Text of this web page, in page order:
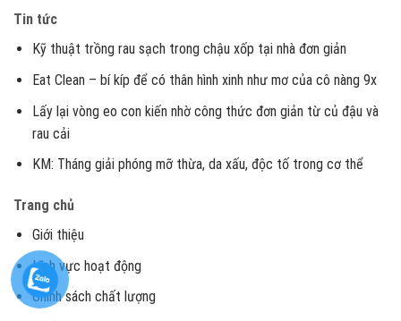
Tin tức
Kỹ thuật trồng rau sạch trong chậu xốp tại nhà đơn giản
Eat Clean – bí kíp để có thân hình xinh như mơ của cô nàng 9x
Lấy lại vòng eo con kiến nhờ công thức đơn giản từ củ đậu và
rau cải
KM: Tháng giải phóng mỡ thừa, da xấu, độc tố trong cơ thể
Trang chủ
Giới thiệu
Lĩnh vực hoạt động
Chính sách chất lượng